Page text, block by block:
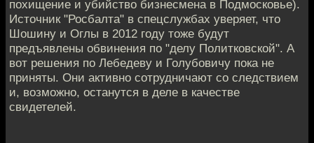
похищение и убийство бизнесмена в Подмосковье).
Источник "Росбалта" в спецслужбах уверяет, что
Шошину и Оглы в 2012 году тоже будут
предъявлены обвинения по "делу Политковской". А
вот решения по Лебедеву и Голубовичу пока не
приняты. Они активно сотрудничают со следствием
и, возможно, останутся в деле в качестве
свидетелей.